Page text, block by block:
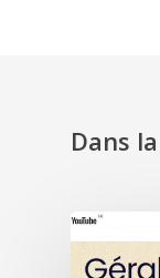
Dans